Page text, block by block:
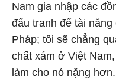
Nam gia nhập các
đấu tranh để tài
Pháp; tôi sẽ chẳng
chất xám ở Việt
làm cho nó nặng